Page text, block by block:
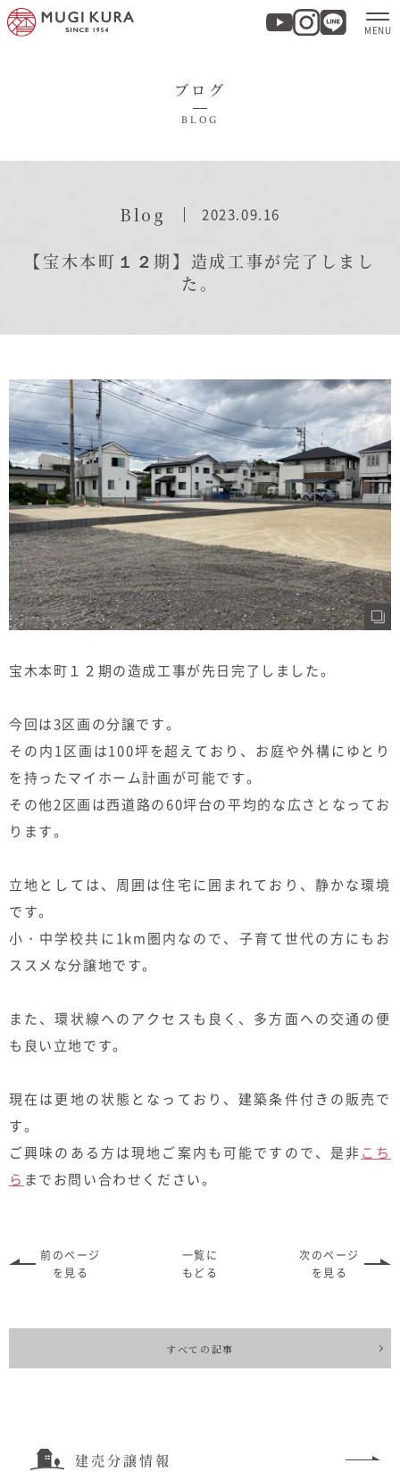
商品紹介
むぎくらについて
ニュース ブログ
イベント
オーナー様Q&A
お電話での
お問い合わ
せ
0120-37-
1806
ブログ
BLOG
Blog 2023.09.16
【宝木本町１２期】造成工事が完了しまし
た。
宝木本町１２期の造成工事が先日完了しました。
今回は3区画の分譲です。
その内1区画は100坪を超えており、お庭や外構にゆとり
を持ったマイホーム計画が可能です。
その他2区画は西道路の60坪台の平均的な広さとなってお
ります。
立地としては、周囲は住宅に囲まれており、静かな環境
です。
小・中学校共に1km圏内なので、子育て世代の方にもお
ススメな分譲地です。
また、環状線へのアクセスも良く、多方面への交通の便
も良い立地です。
現在は更地の状態となっており、建築条件付きの販売で
す。
ご興味のある方は現地ご案内も可能ですので、是非こち
ら までお問い合わせください。
前のページ
を見る
一覧に
もどる
次のページ
を見る
すべての記事
建売分譲情報